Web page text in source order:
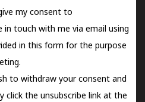
my consent to
in touch with me via email using
in this form for the purpose
to withdraw your consent and
click the unsubscribe link at the